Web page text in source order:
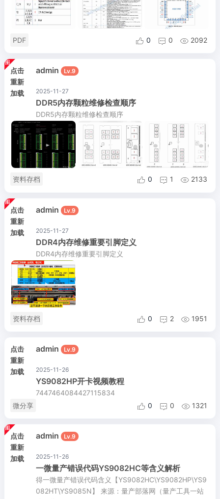
PDF  0  0  2092
点击
重新
加载
admin Lv.9
2025-11-27
DDR5内存颗粒维修检查顺序
DDR5内存颗粒维修检查顺序
资料存档  0  1  2133
点击
重新
加载
admin Lv.9
2025-11-27
DDR4内存维修重要引脚定义
DDR4内存维修重要引脚定义
资料存档  0  2  1951
点击
重新
加载
admin Lv.9
2025-11-26
YS9082HP开卡视频教程
7447464084427115834
微分享
 0  0  1321
点击
重新
加载
admin Lv.9
2025-11-26
一微量产错误代码YS9082HC等含义解析
得一微量产错误代码含义【YS9082HC\YS9082HP\YS9
082HT\YS9085N】 来源：量产部落网（量产工具一站